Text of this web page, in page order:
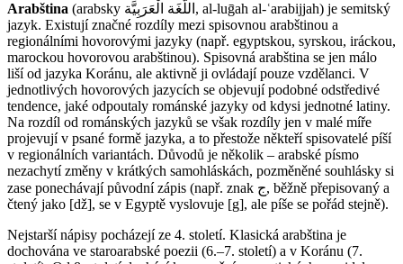
Arabština (arabsky اللُّغَة الْعَرَبِيَّة‎‎, al-luḡah al-ʿarabijjah) je semitský
jazyk. Existují značné rozdíly mezi spisovnou arabštinou a
regionálními hovorovými jazyky (např. egyptskou, syrskou, iráckou,
marockou hovorovou arabštinou). Spisovná arabština se jen málo
liší od jazyka Koránu, ale aktivně ji ovládají pouze vzdělanci. V
jednotlivých hovorových jazycích se objevují podobné odstředivé
tendence, jaké odpoutaly románské jazyky od kdysi jednotné latiny.
Na rozdíl od románských jazyků se však rozdíly jen v malé míře
projevují v psané formě jazyka, a to přestože někteří spisovatelé píší
v regionálních variantách. Důvodů je několik – arabské písmo
nezachytí změny v krátkých samohláskách, pozměněné souhlásky si
zase ponechávají původní zápis (např. znak ج, běžně přepisovaný a
čtený jako [dž], se v Egyptě vyslovuje [g], ale píše se pořád stejně).
Nejstarší nápisy pocházejí ze 4. století. Klasická arabština je
dochována ve staroarabské poezii (6.–7. století) a v Koránu (7.